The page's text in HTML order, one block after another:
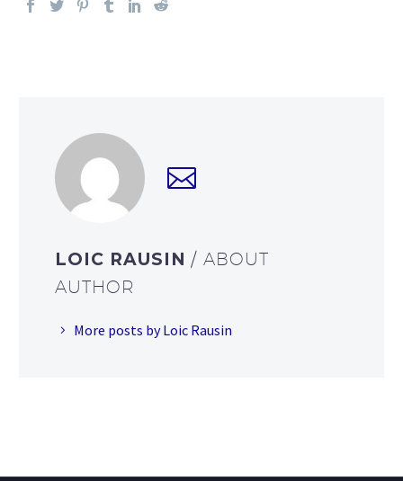
LOIC RAUSIN/ ABOUT
AUTHOR
More posts by Loic Rausin